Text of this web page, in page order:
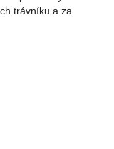
trávníku a za